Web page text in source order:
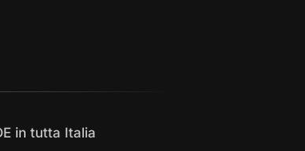
in tutta Italia